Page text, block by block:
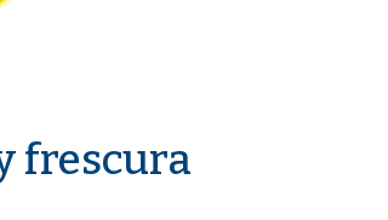
frescura